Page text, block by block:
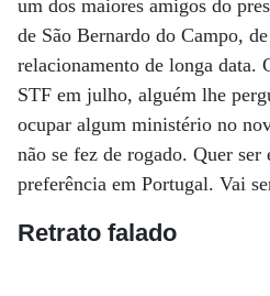
um dos maiores amigos do
de São Bernardo do Campo,
relacionamento de longa data.
STF em julho, alguém lhe
ocupar algum ministério no
não se fez de rogado. Quer ser
preferência em Portugal. Vai
Retrato falado